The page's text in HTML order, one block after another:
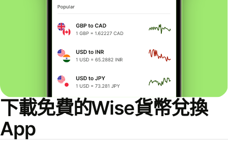
下載免費的Wise貨幣兌換
App